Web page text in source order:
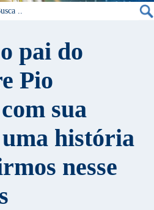
pai do
Pio
sua
história
nesse